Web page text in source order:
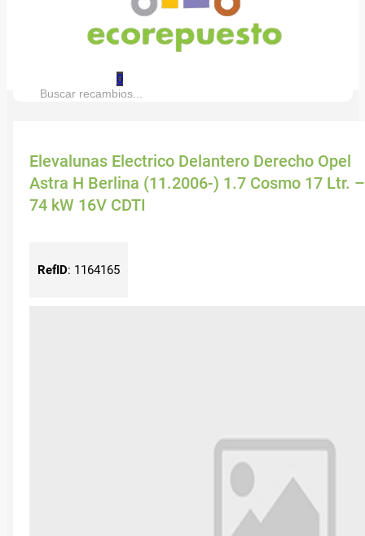
0
Buscar:
Elevalunas Electrico Delantero Derecho Opel
Astra H Berlina (11.2006-) 1.7 Cosmo 17 Ltr. –
74 kW 16V CDTI
RefID: 1164165